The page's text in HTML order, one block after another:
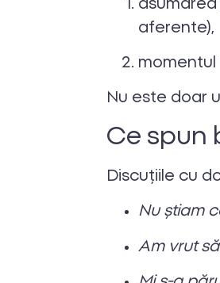
aferente),
momentul
Nu este doar
Ce spun
Discuțiile cu
Nu știam
Am vrut